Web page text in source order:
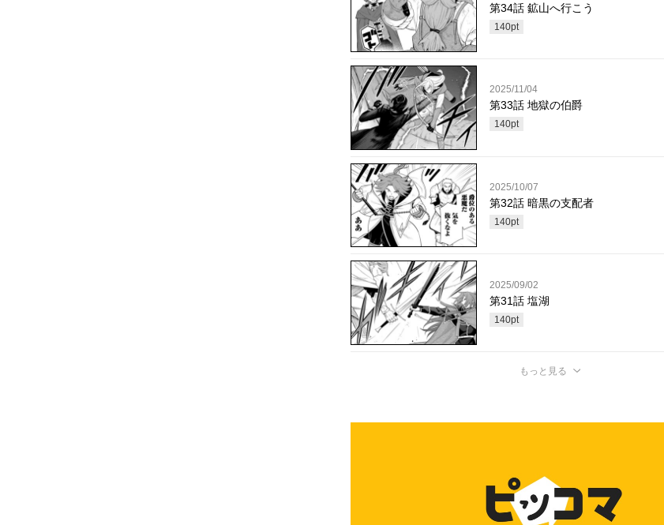
第34話 鉱山へ行こう
140pt
2025/11/04
第33話 地獄の伯爵
140pt
2025/10/07
第32話 暗黒の支配者
140pt
2025/09/02
第31話 塩湖
140pt
もっと見る